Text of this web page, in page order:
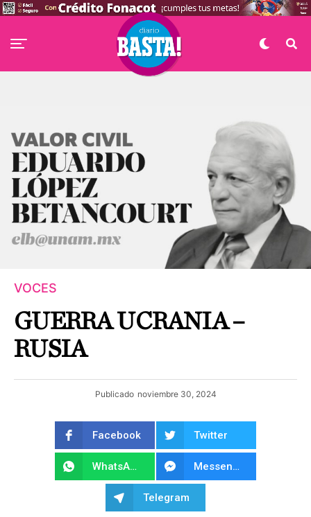
VOCES
GUERRA UCRANIA –
RUSIA
Publicado noviembre 30, 2024
Facebook Twitter
WhatsApp Messenger
Telegram